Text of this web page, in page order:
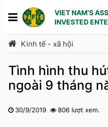
VIET NAM'S
INVESTED
Kinh tế - xã hội
Tình hình thu
ngoài 9 tháng
30/9/2019
806 lượt xem.